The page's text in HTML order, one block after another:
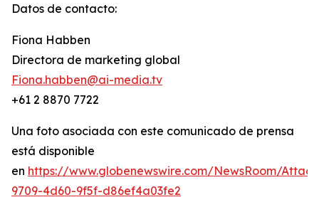
Datos de contacto:
Fiona Habben
Directora de marketing global
Fiona.habben@ai-media.tv
+61 2 8870 7722
Una foto asociada con este comunicado de prensa
está disponible
en https://www.globenewswire.com/NewsRoom/
9709-4d60-9f5f-d86ef4a03fe2